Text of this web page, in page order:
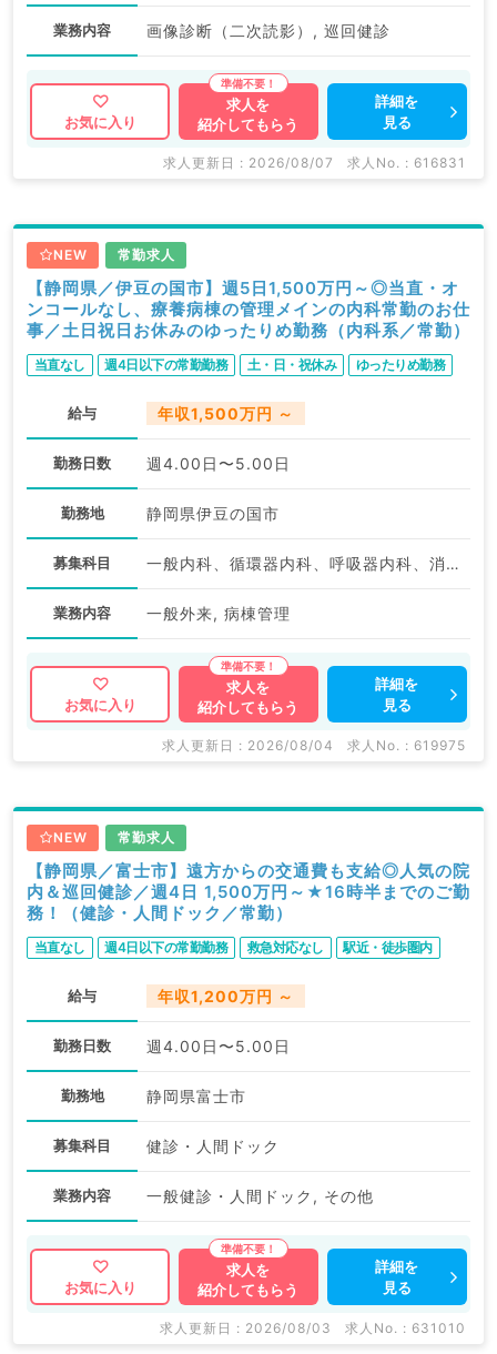
業務内容 画像診断（二次読影）, 巡回健診
お気に入り
求人を
紹介してもらう
詳細を
見る
求人更新日 : 2026/08/07 求人No. : 616831
NEW 常勤求人
【静岡県／伊豆の国市】週5日1,500万円～◎当直・オ
ンコールなし、療養病棟の管理メインの内科常勤のお仕
事／土日祝日お休みのゆったりめ勤務（内科系／常勤）
当直なし 週4日以下の常勤勤務 土・日・祝休み ゆったりめ勤務
給与 年収1,500万円 ～
勤務日数 週4.00日〜5.00日
勤務地 静岡県伊豆の国市
募集科目 一般内科、循環器内科、呼吸器内科、消化器内科、内分泌・代謝内科
業務内容 一般外来, 病棟管理
お気に入り
求人を
紹介してもらう
詳細を
見る
求人更新日 : 2026/08/04 求人No. : 619975
NEW 常勤求人
【静岡県／富士市】遠方からの交通費も支給◎人気の院
内＆巡回健診／週4日 1,500万円～★16時半までのご勤
務！（健診・人間ドック／常勤）
当直なし 週4日以下の常勤勤務 救急対応なし 駅近・徒歩圏内
給与 年収1,200万円 ～
勤務日数 週4.00日〜5.00日
勤務地 静岡県富士市
募集科目 健診・人間ドック
業務内容 一般健診・人間ドック, その他
お気に入り
求人を
紹介してもらう
詳細を
見る
求人更新日 : 2026/08/03 求人No. : 631010